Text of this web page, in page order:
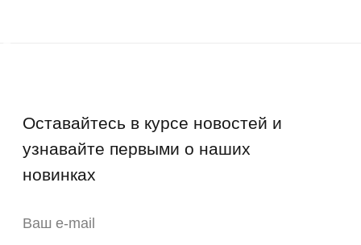
Свидетельство на товарный знак
№83312 от 19.01.2018 года